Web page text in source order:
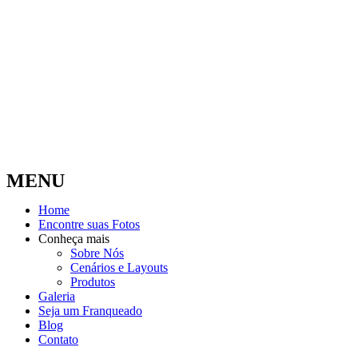
MENU
Home
Encontre suas Fotos
Conheça mais
Sobre Nós
Cenários e Layouts
Produtos
Galeria
Seja um Franqueado
Blog
Contato